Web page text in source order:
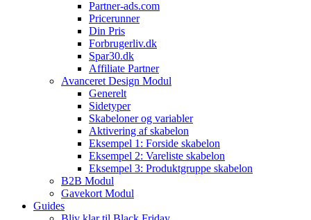
Partner-ads.com
Pricerunner
Din Pris
Forbrugerliv.dk
Spar30.dk
Affiliate Partner
Avanceret Design Modul
Generelt
Sidetyper
Skabeloner og variabler
Aktivering af skabelon
Eksempel 1: Forside skabelon
Eksempel 2: Vareliste skabelon
Eksempel 3: Produktgruppe skabelon
B2B Modul
Gavekort Modul
Guides